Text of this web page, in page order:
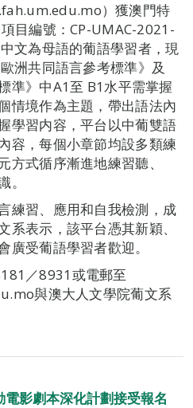
）獲澳門特
目編號：CP-UMAC-2021-
文為母語的葡語學習者，現
洲共同語言參考標準》及
準》中A1至 B1水平需掌握
情境作為主題，帶出語法內
學習内容，平台以中葡雙語
容，每個小章節均設多類練
方式循序漸進地練習聽、
。
練習、應用和自我檢測，成
系表示，該平台憑其新穎、
廣受葡語學習者歡迎。
／8931或電郵至
與澳大人文學院葡文系
影劇本深化計劃接受報名